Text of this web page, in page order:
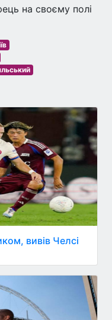
на своєму полі
вивів Челсі